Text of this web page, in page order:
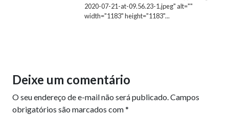
2020-07-21-at-09.56.23-1.jpeg" alt=""
width="1183" height="1183"...
Deixe um comentário
O seu endereço de e-mail não será publicado.Campos
obrigatórios são marcados com*